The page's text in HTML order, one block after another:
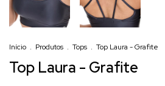
Início . Produtos . Tops . Top Laura - Grafite
Top Laura - Grafite